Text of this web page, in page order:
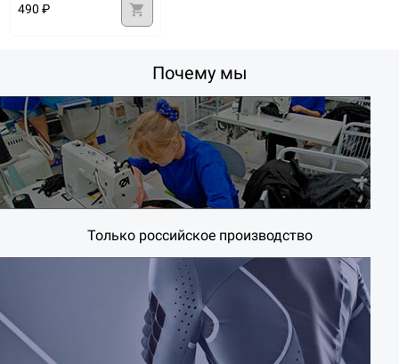
490 ₽
shopping_cart
Почему мы
Только российское производство